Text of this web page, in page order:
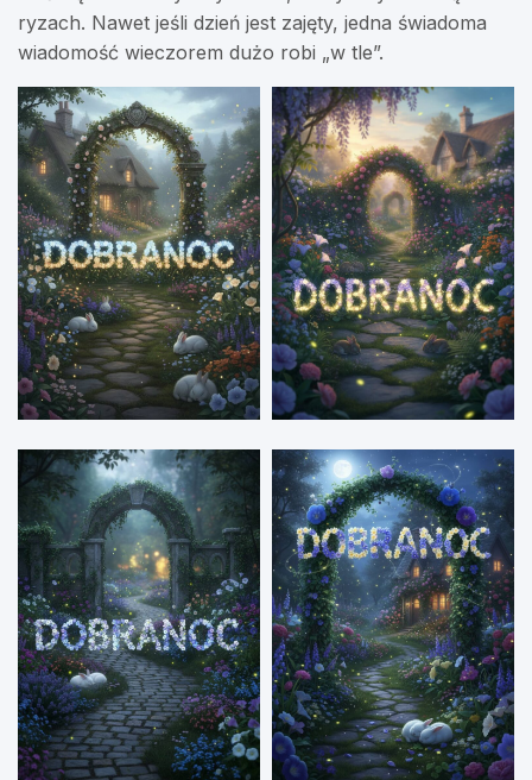
ryzach. Nawet jeśli dzień jest zajęty, jedna świadoma
wiadomość wieczorem dużo robi „w tle”.